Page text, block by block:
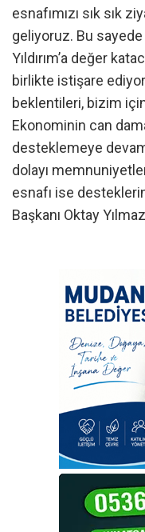
esnafımızı sık sık
geliyoruz. Bu
Yıldırım’a değer
birlikte istişare
beklentileri, bizim
Ekonominin can
desteklemeye
dolayı
esnafı ise
Başkanı Oktay